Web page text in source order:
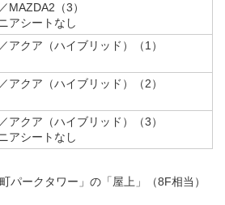
MAZDA2（3）
アシートなし
アクア（ハイブリッド）（1）
アクア（ハイブリッド）（2）
アクア（ハイブリッド）（3）
アシートなし
パークタワー」の「屋上」（8F相当）